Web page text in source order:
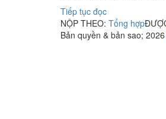
Tiếp tục đọc
NỘP THEO: Tổng hợp
Bản quyền & bản sao; 2026